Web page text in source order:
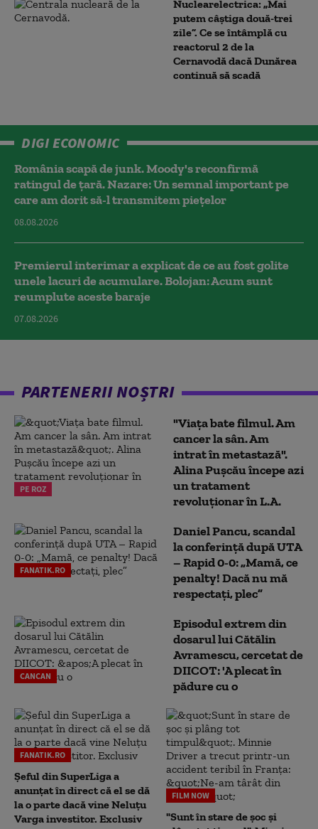
Nuclearelectrica: „Mai
putem câștiga două-trei
zile”. Ce se întâmplă cu
reactorul 2 de la
Cernavodă dacă Dunărea
continuă să scadă
DIGI ECONOMIC
România scapă de junk. Moody's reconfirmă
ratingul de țară. Nazare: Un semnal important pe
care am dorit să-l transmitem piețelor
08.08.2026
Premierul interimar a explicat de ce au fost golite
unele lacuri de acumulare. Bolojan: Acum sunt
reumplute aceste baraje
07.08.2026
PARTENERII NOȘTRI
PE ROZ
"Viața bate filmul. Am
cancer la sân. Am
intrat în metastază".
Alina Pușcău începe azi
un tratament
revoluționar în L.A.
FANATIK.RO
Daniel Pancu, scandal
la conferință după UTA
– Rapid 0-0: „Mamă, ce
penalty! Dacă nu mă
respectați, plec”
CANCAN
Episodul extrem din
dosarul lui Cătălin
Avramescu, cercetat de
DIICOT: 'A plecat în
pădure cu o
FANATIK.RO
Șeful din SuperLiga a
anunțat în direct că el se dă
la o parte dacă vine Neluțu
Varga investitor. Exclusiv
FILM NOW
"Sunt în stare de șoc și